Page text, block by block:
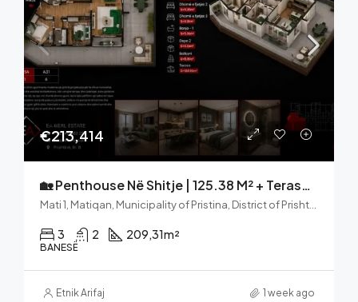
€213,414
🏡 Penthouse Në Shitje | 125.38 M² + Terasë 104.93 M² | ISOLA Residence – Mati 1, Prishtinë
Mati 1, Matiqan, Municipality of Pristina, District of Prishtina, 10000, Kosovo
3 2 209,31m²
BANESË
Etnik Arifaj 1 week ago